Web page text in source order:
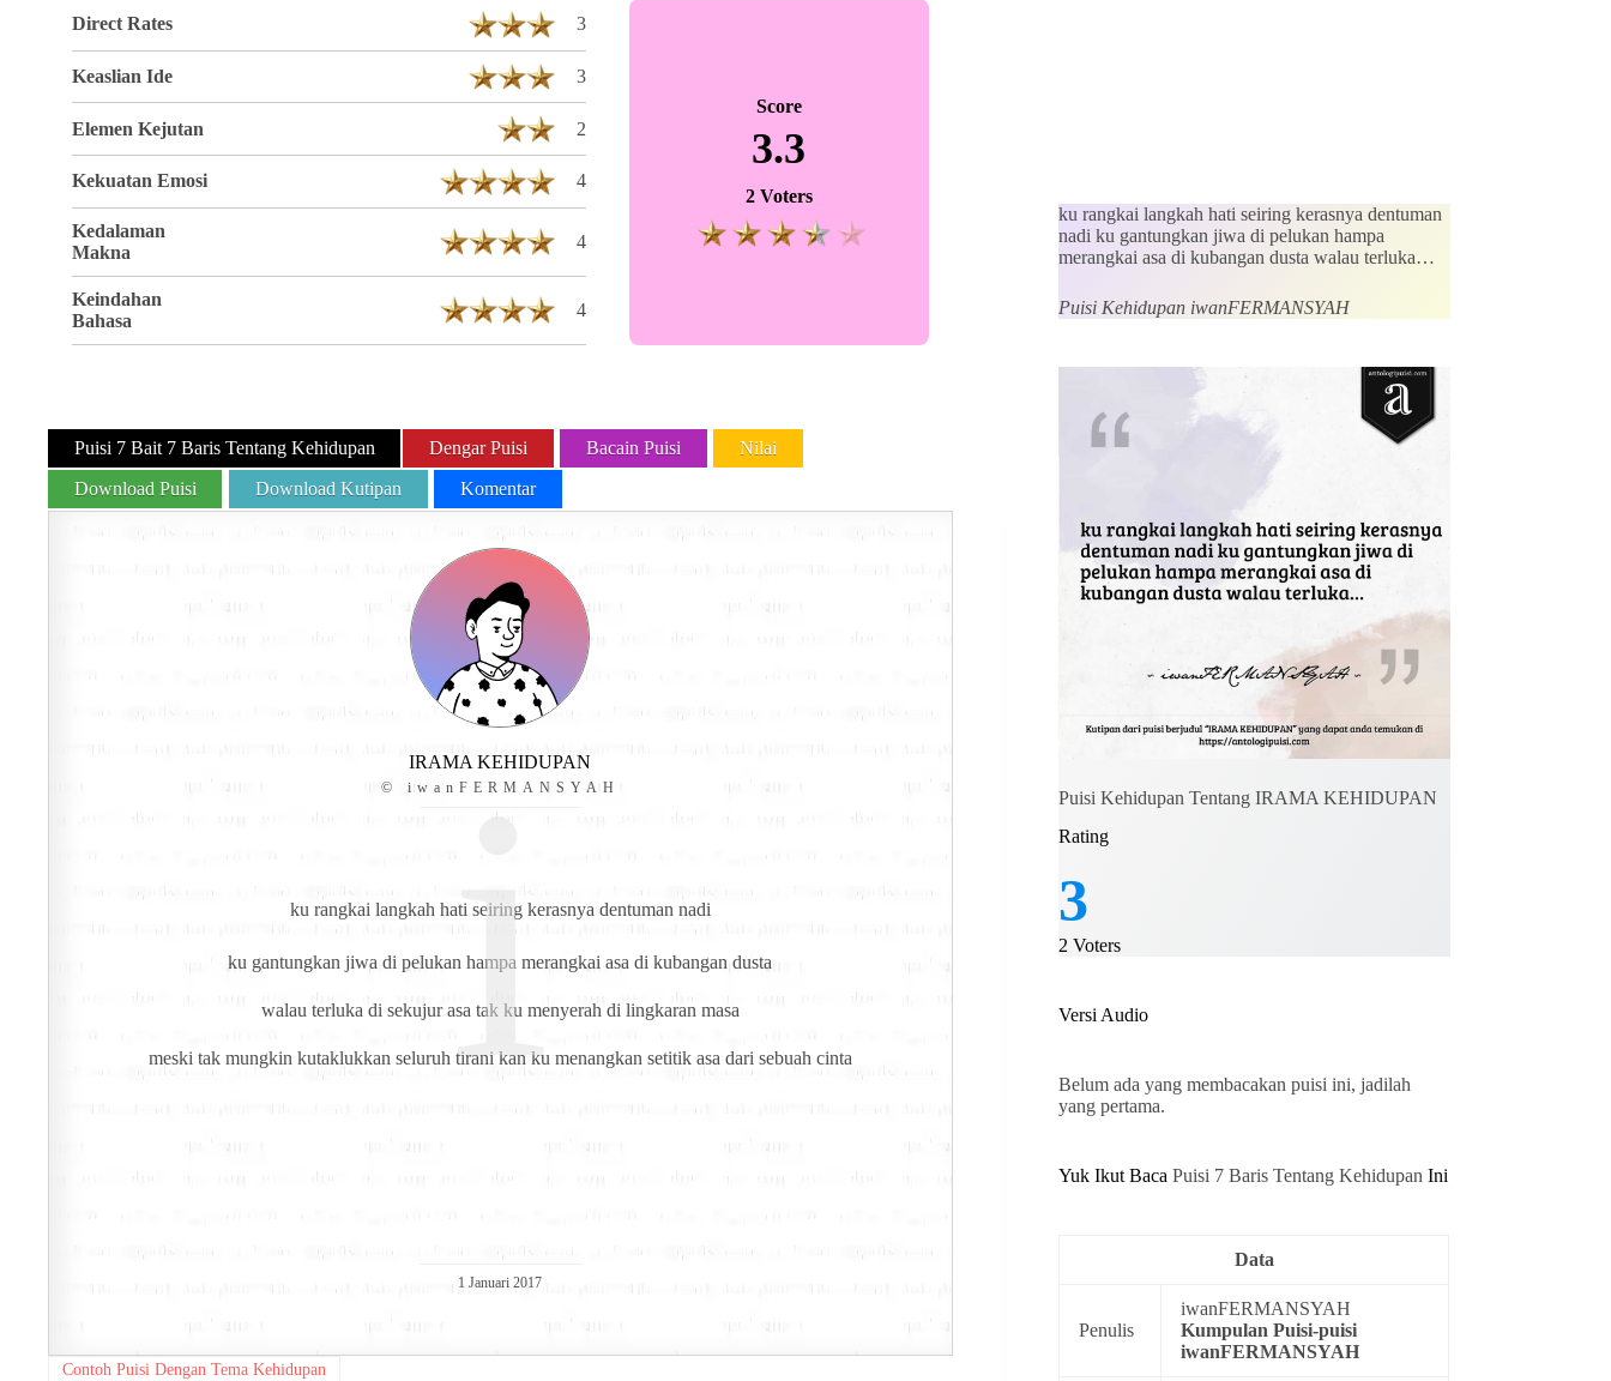
Direct Rates 3
Keaslian Ide 3
Elemen Kejutan 2
Kekuatan Emosi 4
Kedalaman
Makna
4
Keindahan
Bahasa
4
Score
3.3
2 Voters
Puisi 7 Bait 7 Baris Tentang Kehidupan Dengar Puisi Bacain Puisi Nilai
Download Puisi Download Kutipan Komentar
i
IRAMA KEHIDUPAN
© iwanFERMANSYAH
ku rangkai langkah hati seiring kerasnya dentuman nadi
ku gantungkan jiwa di pelukan hampa merangkai asa di kubangan dusta
walau terluka di sekujur asa tak ku menyerah di lingkaran masa
meski tak mungkin kutaklukkan seluruh tirani kan ku menangkan setitik asa dari sebuah cinta
1 Januari 2017
Contoh Puisi Dengan Tema Kehidupan
ku rangkai langkah hati seiring kerasnya dentuman
nadi ku gantungkan jiwa di pelukan hampa
merangkai asa di kubangan dusta walau terluka…
Puisi Kehidupan iwanFERMANSYAH
Puisi Kehidupan Tentang IRAMA KEHIDUPAN
Rating
3
2 Voters
Versi Audio
Belum ada yang membacakan puisi ini, jadilah
yang pertama.
Yuk Ikut BacaPuisi 7 Baris Tentang KehidupanIni
Data
Penulis
iwanFERMANSYAH
KumpulanPuisi-puisi
iwanFERMANSYAH